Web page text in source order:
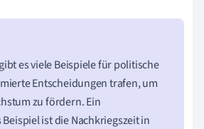
es viele Beispiele für politische
Entscheidungen trafen, um
zu fördern. Ein
ist die Nachkriegszeit in